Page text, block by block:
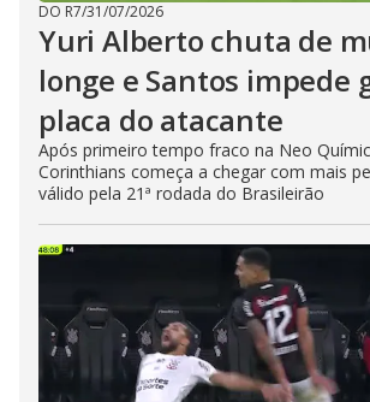
DO R7/31/07/2026
Yuri Alberto chuta de
longe e Santos impede
placa do atacante
Após primeiro tempo fraco na Neo
Corinthians começa a chegar com mais
válido pela 21ª rodada do Brasileirão